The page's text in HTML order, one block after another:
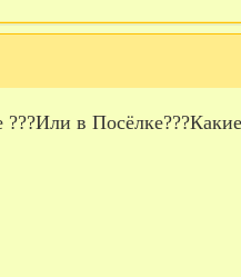
в Посёлке???Какие